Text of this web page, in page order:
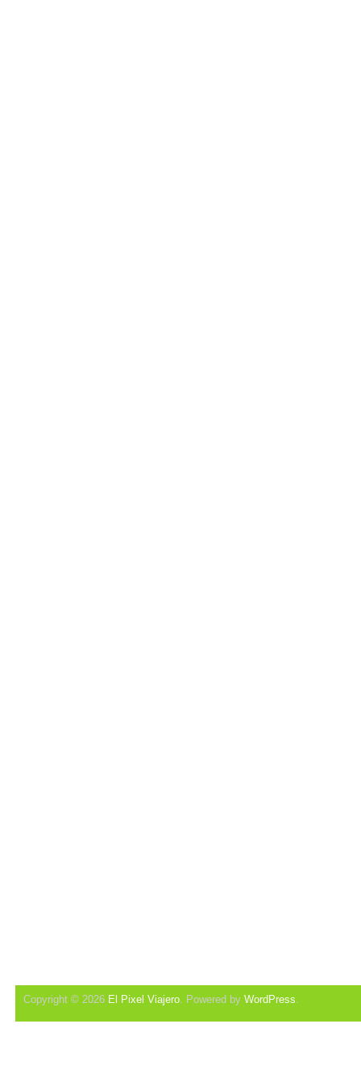
Copyright © 2026 El Pixel Viajero. Powered by WordPress.